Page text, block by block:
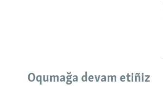
Oqumağa devam etiñiz